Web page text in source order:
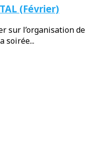
(Février)
sur l’organisation de
soirée...